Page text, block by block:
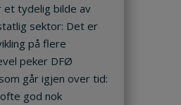
tydelig bilde av
sektor: Det er
på flere
peker DFØ
går igjen over tid:
god nok